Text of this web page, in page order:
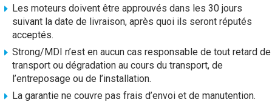
Les moteurs doivent être approuvés dans les 30 jours
suivant la date de livraison, après quoi ils seront réputés
acceptés.
Strong/MDI n’est en aucun cas responsable de tout retard de
transport ou dégradation au cours du transport, de
l’entreposage ou de l’installation.
La garantie ne couvre pas frais d’envoi et de manutention.